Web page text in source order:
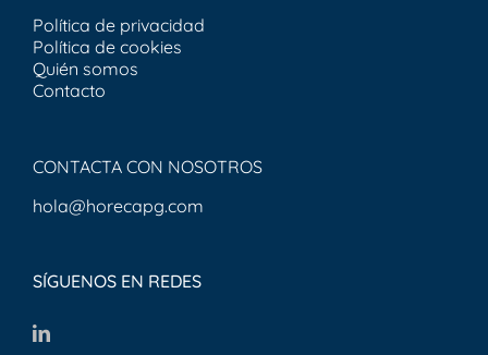
Política de privacidad
Política de cookies
Quién somos
Contacto
CONTACTA CON NOSOTROS
hola@horecapg.com
SÍGUENOS EN REDES